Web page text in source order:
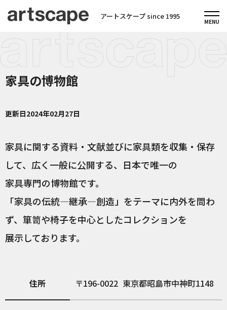
アートスケープ since 1995
家具の博物館
更新日2024年02月27日
家具に関する資料・文献並びに家具類を収集・保存
して、広く一般に公開する、日本で唯一の
家具専門の博物館です。
「家具の伝統―継承―創造」をテーマに内外を問わ
ず、箪笥や椅子を中心としたコレクションを
展示しております。
住所 196-0022 東京都昭島市中神町1148